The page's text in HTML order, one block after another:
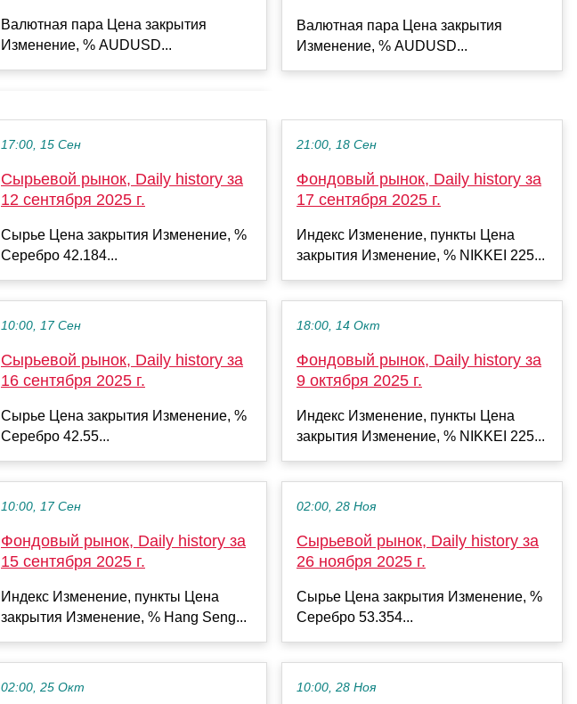
Валютная пара Цена закрытия
Изменение, % AUDUSD...
Валютная пара Цена закрытия
Изменение, % AUDUSD...
17:00, 15 Сен
Сырьевой рынок, Daily history за
12 сентября 2025 г.
Сырье Цена закрытия Изменение, %
Серебро 42.184...
10:00, 17 Сен
Сырьевой рынок, Daily history за
16 сентября 2025 г.
Сырье Цена закрытия Изменение, %
Серебро 42.55...
10:00, 17 Сен
Фондовый рынок, Daily history за
15 сентября 2025 г.
Индекс Изменение, пункты Цена
закрытия Изменение, % Hang Seng...
02:00, 25 Окт
21:00, 18 Сен
Фондовый рынок, Daily history за
17 сентября 2025 г.
Индекс Изменение, пункты Цена
закрытия Изменение, % NIKKEI 225...
18:00, 14 Окт
Фондовый рынок, Daily history за
9 октября 2025 г.
Индекс Изменение, пункты Цена
закрытия Изменение, % NIKKEI 225...
02:00, 28 Ноя
Сырьевой рынок, Daily history за
26 ноября 2025 г.
Сырье Цена закрытия Изменение, %
Серебро 53.354...
10:00, 28 Ноя